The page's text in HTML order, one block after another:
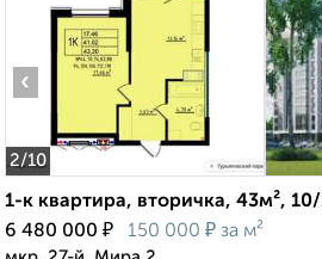
2/10
‹
1-к квартира, вторичка, 43м²,
6 480 000 ₽ 150 000 ₽ за м²